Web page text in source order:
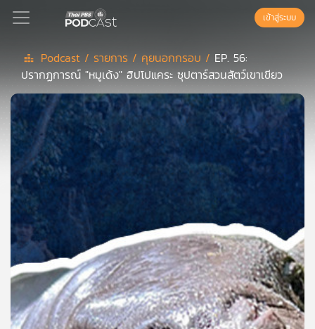
Podcast
เพล
ย์
ลิ
สต์
แนะนำ
เพล
ย์
ลิ
สต์
ของ
คุณ
เข้าสู่ระบบ
Podcast / รายการ / คุยนอกกรอบ / EP. 56:
ปรากฏการณ์ "หมูเด้ง" ฮิปโปแคระ ซุปตาร์สวนสัตว์เขาเขียว